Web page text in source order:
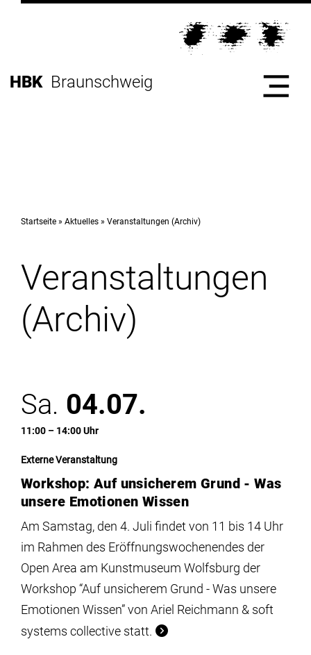
Inhalt
zur
Direkt
HBK Braunschweig
Hochschule
Studium
Institute
Infrastruktur
Aktuelles
meinstudium
Startseite Aktuelles Veranstaltungen (Archiv)
Veranstaltungen
(Archiv)
Sa. 04.07.
11:00 – 14:00 Uhr
Externe Veranstaltung
Workshop: Auf unsicherem Grund - Was
unsere Emotionen Wissen
Am Samstag, den 4. Juli findet von 11 bis 14 Uhr
im Rahmen des Eröffnungswochenendes der
Open Area am Kunstmuseum Wolfsburg der
Workshop “Auf unsicherem Grund - Was unsere
Emotionen Wissen” von Ariel Reichmann & soft
systems collective statt.